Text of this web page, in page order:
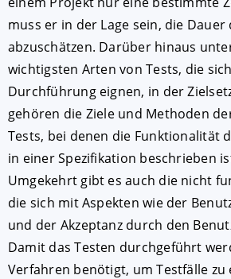
muss er in der Lage sein, die Dauer
abzuschätzen. Darüber hinaus
wichtigsten Arten von Tests, die
Durchführung eignen, in der
gehören die Ziele und Methoden
Tests, bei denen die Funktionalität
in einer Spezifikation beschrieben
Umgekehrt gibt es auch die nicht
die sich mit Aspekten wie der
und der Akzeptanz durch den
Damit das Testen durchgeführt
Verfahren benötigt, um Testfälle zu